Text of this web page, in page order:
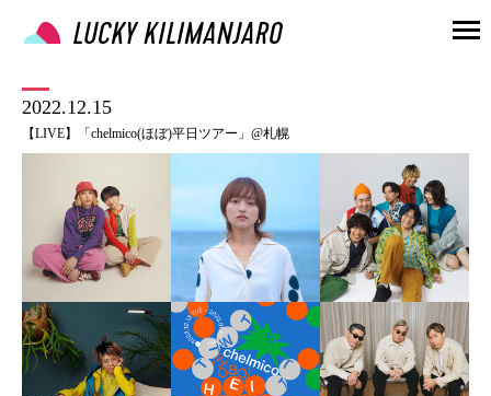
2022.12.15
【LIVE】「chelmico(ほぼ)平日ツアー」@札幌